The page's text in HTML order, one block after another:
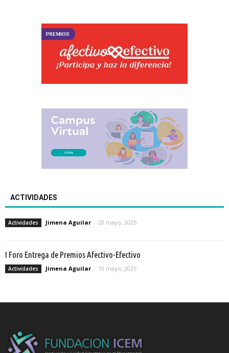
ACTIVIDADES
Actividades Jimena Aguilar - 20 mayo, 2025
I Foro Entrega de Premios Afectivo-Efectivo
Actividades Jimena Aguilar - 19 mayo, 2025